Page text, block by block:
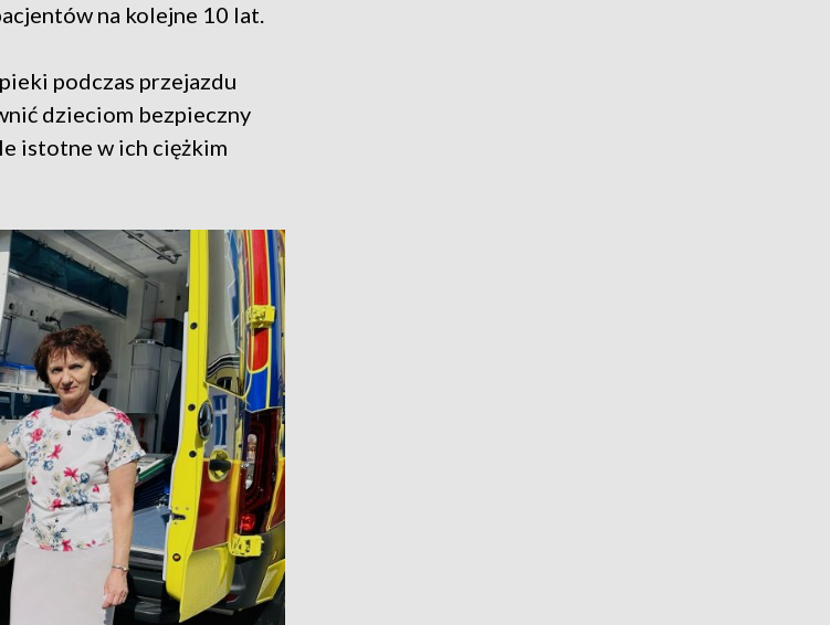
na kolejne 10 lat.
podczas przejazdu
dzieciom bezpieczny
istotne w ich ciężkim